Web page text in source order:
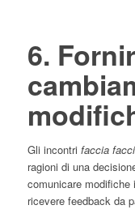
6.
Gli incontri faccia
ragioni di una
comunicare
ricevere feedback da